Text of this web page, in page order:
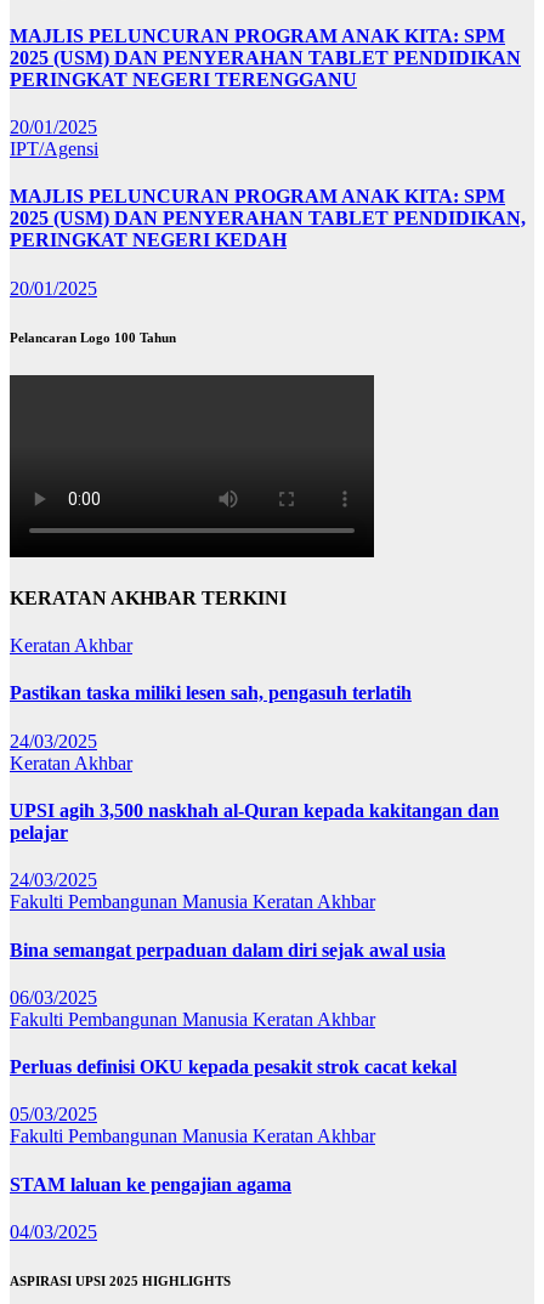
MAJLIS PELUNCURAN PROGRAM ANAK KITA: SPM
2025 (USM) DAN PENYERAHAN TABLET PENDIDIKAN
PERINGKAT NEGERI TERENGGANU
20/01/2025
IPT/Agensi
MAJLIS PELUNCURAN PROGRAM ANAK KITA: SPM
2025 (USM) DAN PENYERAHAN TABLET PENDIDIKAN,
PERINGKAT NEGERI KEDAH
20/01/2025
Pelancaran Logo 100 Tahun
KERATAN AKHBAR TERKINI
Keratan Akhbar
Pastikan taska miliki lesen sah, pengasuh terlatih
24/03/2025
Keratan Akhbar
UPSI agih 3,500 naskhah al-Quran kepada kakitangan dan
pelajar
24/03/2025
Fakulti Pembangunan Manusia Keratan Akhbar
Bina semangat perpaduan dalam diri sejak awal usia
06/03/2025
Fakulti Pembangunan Manusia Keratan Akhbar
Perluas definisi OKU kepada pesakit strok cacat kekal
05/03/2025
Fakulti Pembangunan Manusia Keratan Akhbar
STAM laluan ke pengajian agama
04/03/2025
ASPIRASI UPSI 2025 HIGHLIGHTS